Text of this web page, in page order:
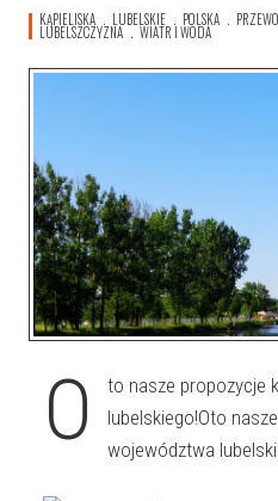
KĄPIELISKA LUBELSKIE POLSKA
LUBELSZCZYZNA WIATR I WODA
O
to nasze propozycje
lubelskiego!Oto
województwa